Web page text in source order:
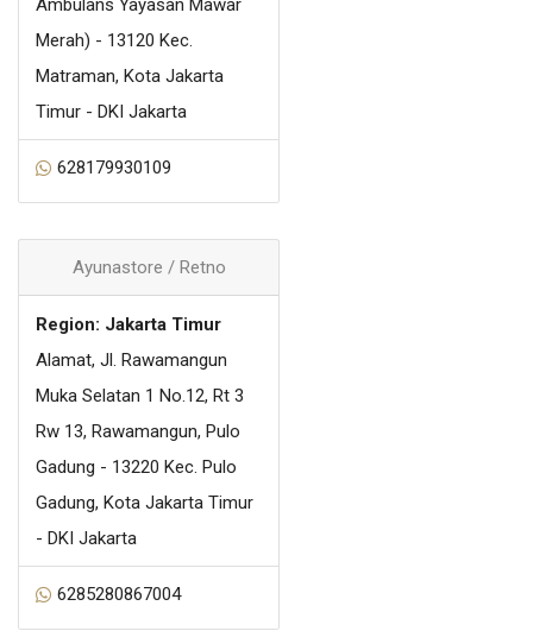
Merah) - 13120 Kec.
Matraman, Kota Jakarta
Timur - DKI Jakarta
628179930109
Ayunastore / Retno
Region: Jakarta Timur
Alamat, Jl. Rawamangun
Muka Selatan 1 No.12, Rt 3
Rw 13, Rawamangun, Pulo
Gadung - 13220 Kec. Pulo
Gadung, Kota Jakarta Timur
- DKI Jakarta
6285280867004